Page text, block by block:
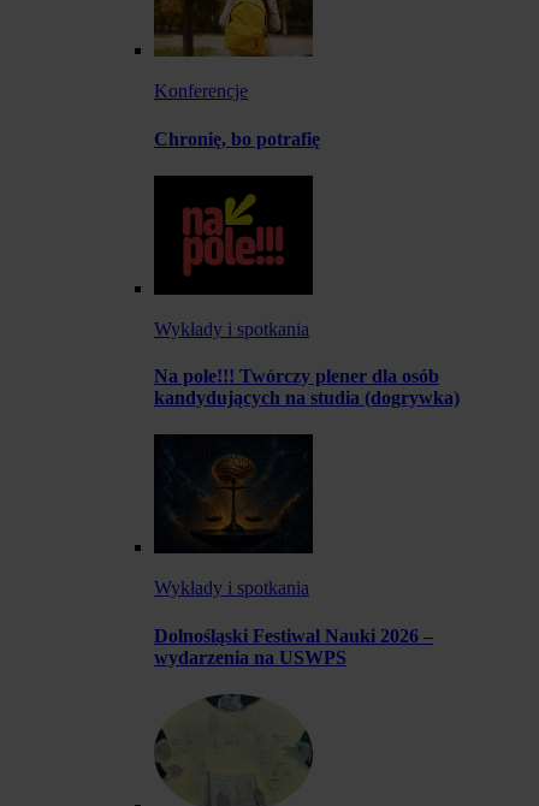
Konferencje
Chronię, bo potrafię
Wykłady i spotkania
Na pole!!! Twórczy plener dla osób
kandydujących na studia (dogrywka)
Wykłady i spotkania
Dolnośląski Festiwal Nauki 2026 –
wydarzenia na USWPS